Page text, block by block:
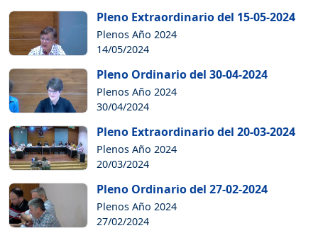
Pleno Extraordinario del 15-05-2024
Plenos Año 2024
14/05/2024
Pleno Ordinario del 30-04-2024
Plenos Año 2024
30/04/2024
Pleno Extraordinario del 20-03-2024
Plenos Año 2024
20/03/2024
Pleno Ordinario del 27-02-2024
Plenos Año 2024
27/02/2024